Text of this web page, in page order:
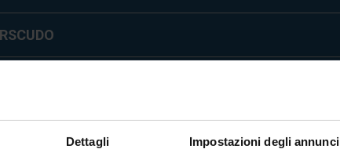
Dettagli Impostazioni degli annunci
2.2 (Prerequisito ICDL Base)